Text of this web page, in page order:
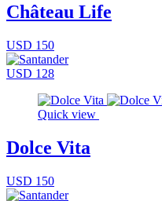
Château Life
USD 150
USD 128
Quick view
Dolce Vita
USD 150